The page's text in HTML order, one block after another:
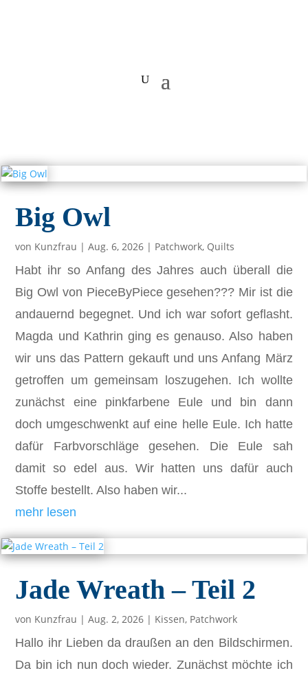
Big Owl
von Kunzfrau |Aug. 6, 2026 | Patchwork, Quilts
Habt ihr so Anfang des Jahres auch überall die
Big Owl von PieceByPiece gesehen??? Mir ist die
andauernd begegnet. Und ich war sofort geflasht.
Magda und Kathrin ging es genauso. Also haben
wir uns das Pattern gekauft und uns Anfang März
getroffen um gemeinsam loszugehen. Ich wollte
zunächst eine pinkfarbene Eule und bin dann
doch umgeschwenkt auf eine helle Eule. Ich hatte
dafür Farbvorschläge gesehen. Die Eule sah
damit so edel aus. Wir hatten uns dafür auch
Stoffe bestellt. Also haben wir...
mehr lesen
Jade Wreath – Teil 2
von Kunzfrau |Aug. 2, 2026 | Kissen, Patchwork
Hallo ihr Lieben da draußen an den Bildschirmen.
Da bin ich nun doch wieder. Zunächst möchte ich